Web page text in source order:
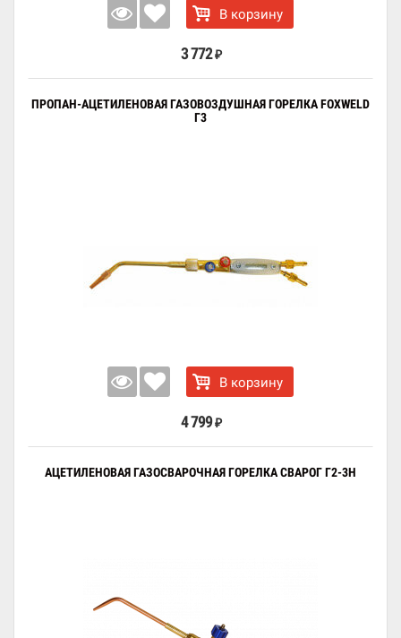
В корзину
3 772 ₽
ПРОПАН-АЦЕТИЛЕНОВАЯ ГАЗОВОЗДУШНАЯ ГОРЕЛКА FOXWELD
Г3
В корзину
4 799 ₽
АЦЕТИЛЕНОВАЯ ГАЗОСВАРОЧНАЯ ГОРЕЛКА СВАРОГ Г2-3Н